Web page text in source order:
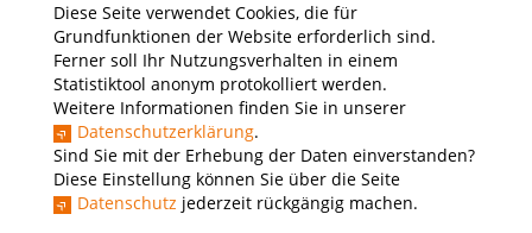
Diese Seite verwendet Cookies, die für
Grundfunktionen der Website erforderlich sind.
Ferner soll Ihr Nutzungsverhalten in einem
Statistiktool anonym protokolliert werden.
Weitere Informationen finden Sie in unserer
Datenschutzerklärung.
Sind Sie mit der Erhebung der Daten einverstanden?
Diese Einstellung können Sie über die Seite
Datenschutz jederzeit rückgängig machen.
News - Presse